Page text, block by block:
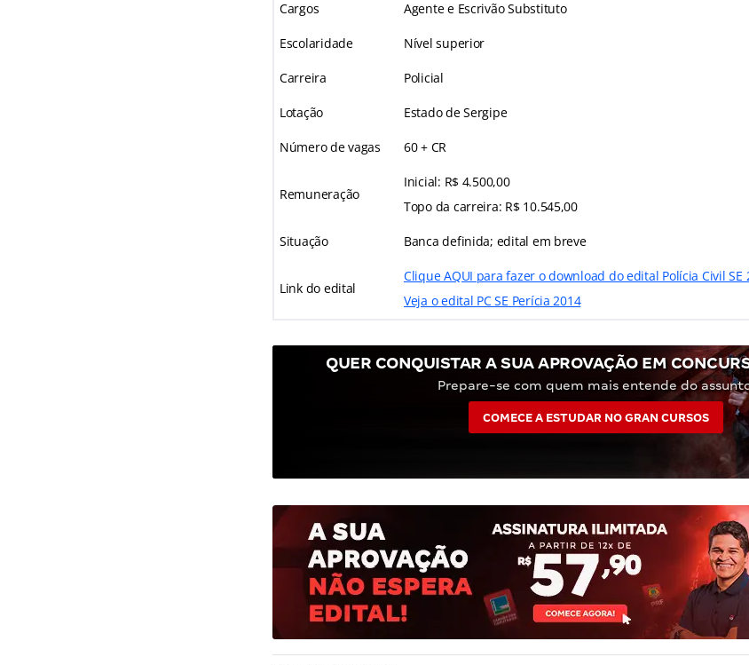
Cargos Agente e Escrivão Substituto
Escolaridade Nível superior
Carreira Policial
Lotação Estado de Sergipe
Número de vagas 60 + CR
Remuneração
Inicial: R$ 4.500,00
Topo da carreira: R$ 10.545,00
Situação Banca definida; edital em breve
Link do edital
Clique AQUI para fazer o download do edital Polícia Civil SE
Veja o edital PC SE Perícia 2014
QUER CONQUISTAR A SUA APROVAÇÃO EM
Prepare-se com quem mais entende do
COMECE A ESTUDAR NO GRAN CURSOS